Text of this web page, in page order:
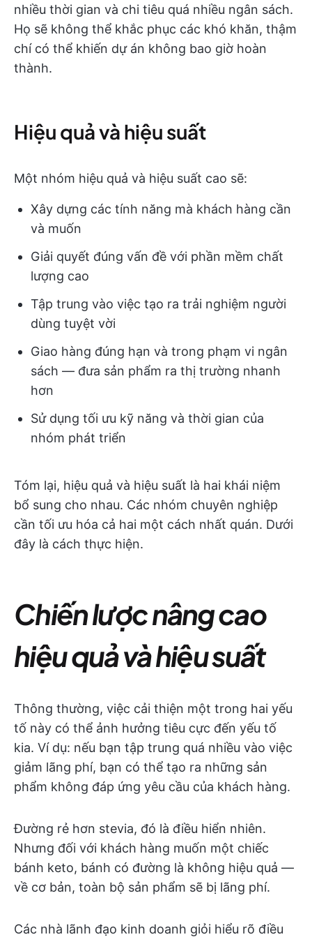
nhiều thời gian và chi tiêu quá nhiều ngân sách.
Họ sẽ không thể khắc phục các khó khăn, thậm
chí có thể khiến dự án không bao giờ hoàn
thành.
Hiệu quả và hiệu suất
Một nhóm hiệu quả và hiệu suất cao sẽ:
Xây dựng các tính năng mà khách hàng cần
và muốn
Giải quyết đúng vấn đề với phần mềm chất
lượng cao
Tập trung vào việc tạo ra trải nghiệm người
dùng tuyệt vời
Giao hàng đúng hạn và trong phạm vi ngân
sách — đưa sản phẩm ra thị trường nhanh
hơn
Sử dụng tối ưu kỹ năng và thời gian của
nhóm phát triển
Tóm lại, hiệu quả và hiệu suất là hai khái niệm
bổ sung cho nhau. Các nhóm chuyên nghiệp
cần tối ưu hóa cả hai một cách nhất quán. Dưới
đây là cách thực hiện.
Chiến lược nâng cao
hiệu quả và hiệu suất
Thông thường, việc cải thiện một trong hai yếu
tố này có thể ảnh hưởng tiêu cực đến yếu tố
kia. Ví dụ: nếu bạn tập trung quá nhiều vào việc
giảm lãng phí, bạn có thể tạo ra những sản
phẩm không đáp ứng yêu cầu của khách hàng.
Đường rẻ hơn stevia, đó là điều hiển nhiên.
Nhưng đối với khách hàng muốn một chiếc
bánh keto, bánh có đường là không hiệu quả —
về cơ bản, toàn bộ sản phẩm sẽ bị lãng phí.
Các nhà lãnh đạo kinh doanh giỏi hiểu rõ điều